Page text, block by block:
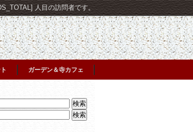
人目の訪問者です。
ガーデン＆寺カフェ